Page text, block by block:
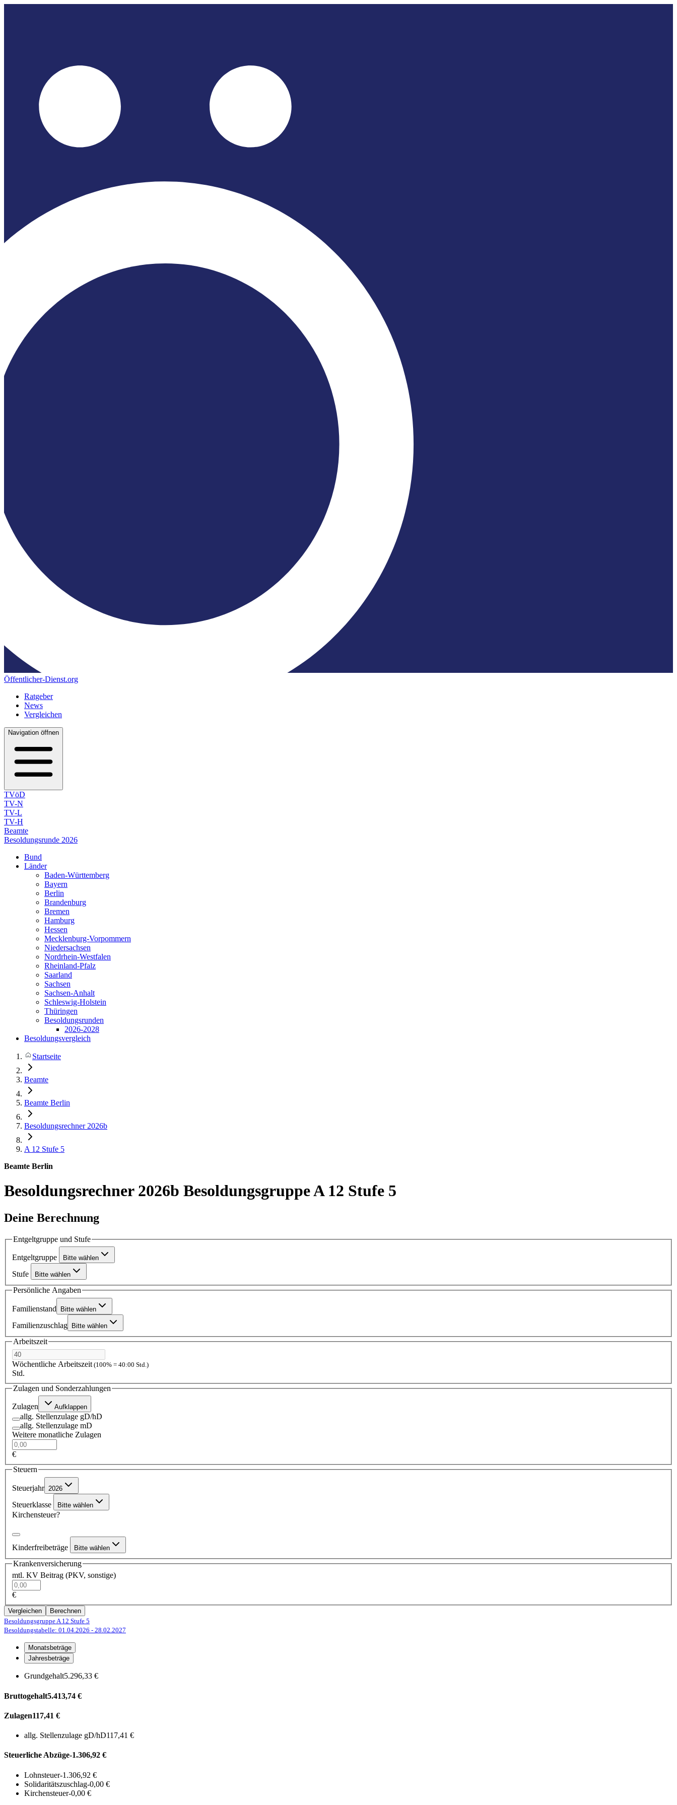
Öffentlicher-Dienst.org
Ratgeber
News
Vergleichen
Navigation öffnen
TVöD
TV-N
TV-L
TV-H
Beamte
Besoldungsrunde 2026
Bund
Länder
Baden-Württemberg
Bayern
Berlin
Brandenburg
Bremen
Hamburg
Hessen
Mecklenburg-Vorpommern
Niedersachsen
Nordrhein-Westfalen
Rheinland-Pfalz
Saarland
Sachsen
Sachsen-Anhalt
Schleswig-Holstein
Thüringen
Besoldungsrunden
2026-2028
Besoldungsvergleich
Startseite
Beamte
Beamte Berlin
Besoldungsrechner 2026b
A 12 Stufe 5
Beamte Berlin
Besoldungsrechner 2026b Besoldungsgruppe A 12 Stufe 5
Deine Berechnung
Entgeltgruppe und Stufe
Entgeltgruppe Bitte wählen
Stufe Bitte wählen
Persönliche Angaben
Familienstand Bitte wählen
Familienzuschlag Bitte wählen
Arbeitszeit
Wöchentliche Arbeitszeit (100% = 40:00 Std.)
Std.
Zulagen und Sonderzahlungen
Zulagen Aufklappen
allg. Stellenzulage gD/hD
allg. Stellenzulage mD
Weitere monatliche Zulagen
€
Steuern
Steuerjahr 2026
Steuerklasse Bitte wählen
Kirchensteuer?
Kinderfreibeträge Bitte wählen
Krankenversicherung
mtl. KV Beitrag (PKV, sonstige)
€
Vergleichen
Berechnen
Besoldungsgruppe A 12 Stufe 5
Besoldungstabelle: 01.04.2026 - 28.02.2027
Monatsbeträge
Jahresbeträge
Grundgehalt5.296,33 €
Bruttogehalt5.413,74 €
Zulagen117,41 €
allg. Stellenzulage gD/hD117,41 €
Steuerliche Abzüge-1.306,92 €
Lohnsteuer-1.306,92 €
Solidaritätszuschlag-0,00 €
Kirchensteuer-0,00 €